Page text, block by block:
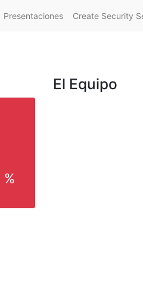
Presentaciones Create Security
%
El Equipo